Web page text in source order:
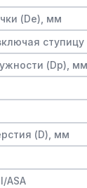
(De), мм
ступицу
(Dp), мм
(D), мм
ASA